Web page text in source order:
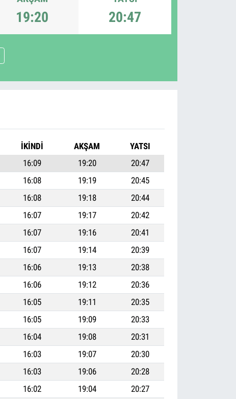
19:20 20:47
İKINDI AKŞAM
YATSI
16:09 19:20
20:47
16:08 19:19
20:45
16:08 19:18
20:44
16:07 19:17
20:42
16:07 19:16
20:41
16:07 19:14
20:39
16:06 19:13
20:38
16:06 19:12
20:36
16:05 19:11
20:35
16:05 19:09
20:33
16:04 19:08
20:31
16:03 19:07
20:30
16:03 19:06
20:28
16:02 19:04
20:27